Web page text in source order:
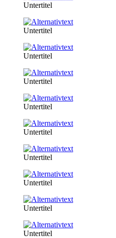
Untertitel
Untertitel
Untertitel
Untertitel
Untertitel
Untertitel
Untertitel
Untertitel
Untertitel
Untertitel